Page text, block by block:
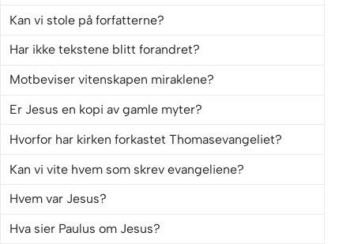
Du kan fint gjennomføre kurset uten å lese bøkene, men
dersom du vil gå skikkelig inn i tematikken anbefaler vi
Kan vi stole på forfatterne?
Har ikke tekstene blitt forandret?
Motbeviser vitenskapen miraklene?
Er Jesus en kopi av gamle myter?
Hvorfor har kirken forkastet Thomasevangeliet?
Kan vi vite hvem som skrev evangeliene?
Hvem var Jesus?
Hva sier Paulus om Jesus?